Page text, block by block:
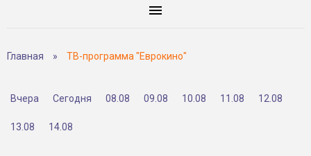
Главная » ТВ-программа "Еврокино"
Вчера Сегодня 08.08 09.08 10.08 11.08 12.08
13.08 14.08